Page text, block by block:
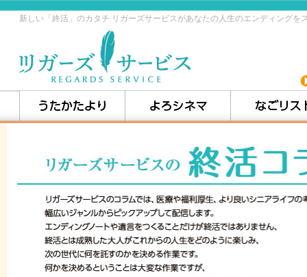
新しい「終活」のカタチ リガーズサービスがあなたの人生のエンディングを